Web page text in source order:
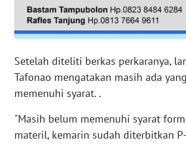
Setelah diteliti berkas perkaranya,
Tafonao mengatakan masih ada
memenuhi syarat. .
"Masih belum memenuhi syarat
materil, kemarin sudah diterbitkan
KEPRI
WN
WN
PAPUA
WN